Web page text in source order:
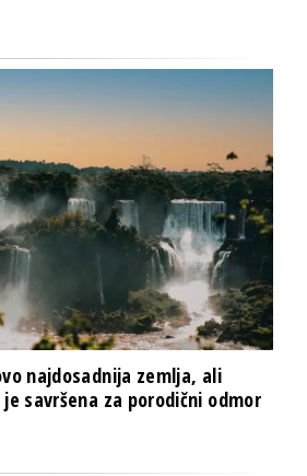
najdosadnija zemlja, ali
savršena za porodični odmor